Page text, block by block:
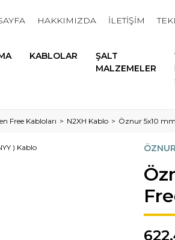
HAKKIMIZDA İLETİŞİM
KABLOLAR
ŞALT
MALZEMELER
Free Kabloları N2XH Kablo Öznur 5x10 mm